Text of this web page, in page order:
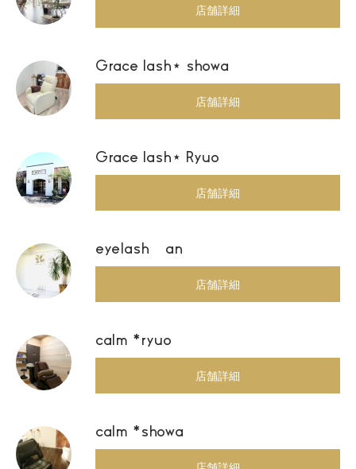
店舗詳細
Grace lash⋆ showa
店舗詳細
Grace lash⋆ Ryuo
店舗詳細
eyelash an
店舗詳細
calm *ryuo
店舗詳細
calm *showa